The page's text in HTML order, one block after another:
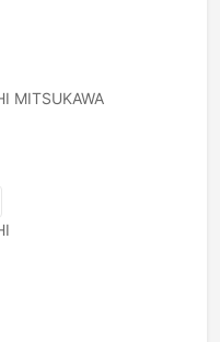
MITSUKAWA